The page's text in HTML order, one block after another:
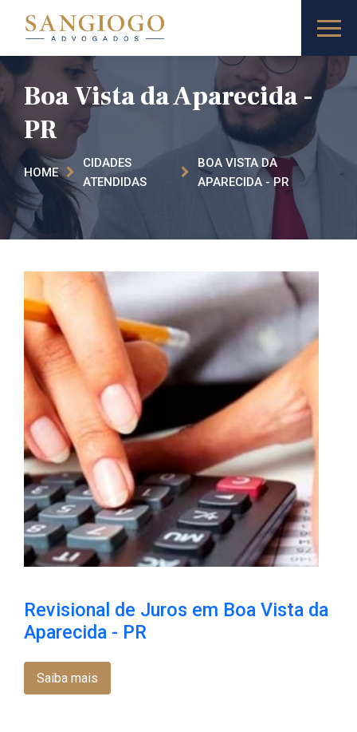
Boa Vista da Aparecida -
PR
HOME
CIDADES
ATENDIDAS
BOA VISTA DA
APARECIDA - PR
Revisional de Juros em Boa Vista da
Aparecida - PR
Saiba mais